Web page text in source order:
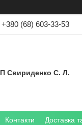
+380 (68) 603-33-53
Свириденко С. Л.
Контакти Доставка